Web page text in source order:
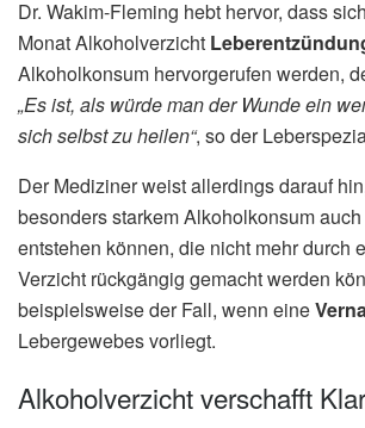
Dr. Wakim-Fleming hebt hervor, dass
Monat Alkoholverzicht
Alkoholkonsum hervorgerufen werden,
„Es ist, als würde man der Wunde ein
sich selbst zu heilen“, so der
Der Mediziner weist allerdings darauf
besonders starkem Alkoholkonsum auch
entstehen können, die nicht mehr durch
Verzicht rückgängig gemacht werden
beispielsweise der Fall, wenn eine
Lebergewebes vorliegt.
Alkoholverzicht verschafft